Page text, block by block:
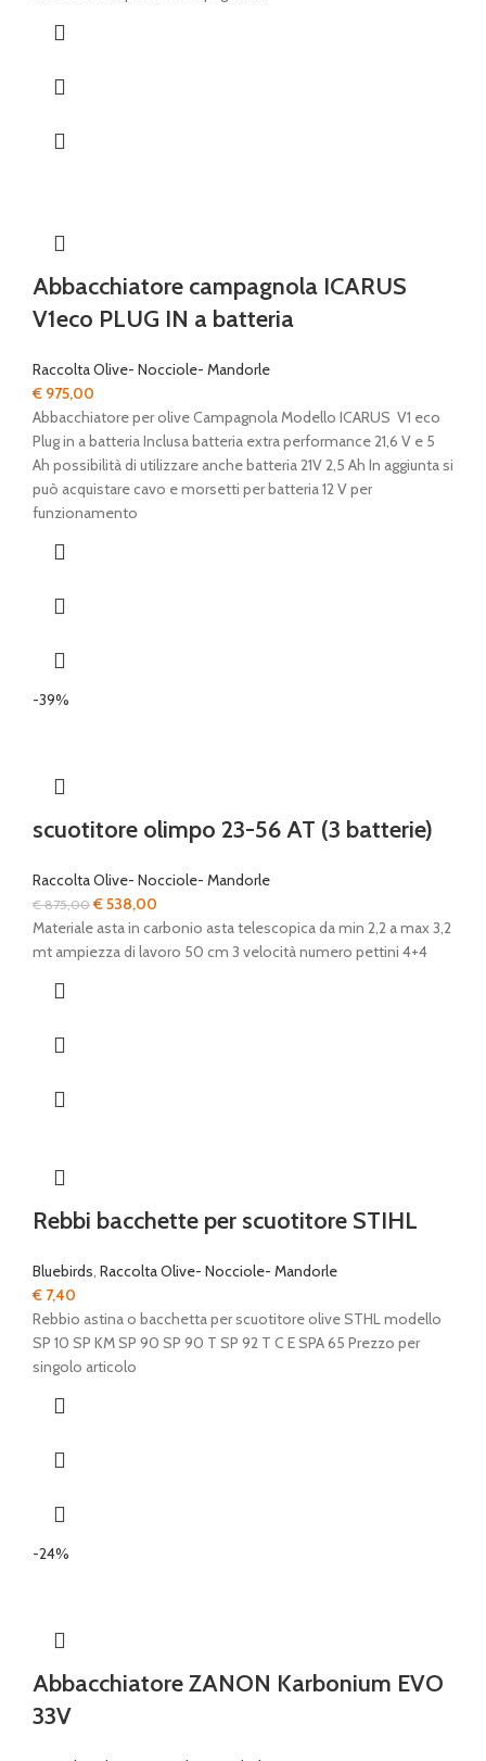
Abbacchiatore campagnola ICARUS
V1eco PLUG IN a batteria
Raccolta Olive- Nocciole- Mandorle
€ 975,00
Abbacchiatore per olive Campagnola Modello ICARUS V1 eco
Plug in a batteria Inclusa batteria extra performance 21,6 V e 5
Ah possibilità di utilizzare anche batteria 21V 2,5 Ah In aggiunta si
può acquistare cavo e morsetti per batteria 12 V per
funzionamento
-39%
scuotitore olimpo 23-56 AT (3 batterie)
Raccolta Olive- Nocciole- Mandorle
€875,00Il
prezzo
originale
€538,00
prezzo
attuale
Materiale asta in carbonio asta telescopica da min 2,2 a max 3,2
mt ampiezza di lavoro 50 cm 3 velocità numero pettini 4+4
Rebbi bacchette per scuotitore STIHL
Bluebirds, Raccolta Olive- Nocciole- Mandorle
€ 7,40
Rebbio astina o bacchetta per scuotitore olive STHL modello
SP 10 SP KM SP 90 SP 90 T SP 92 T C E SPA 65 Prezzo per
singolo articolo
-24%
Abbacchiatore ZANON Karbonium EVO
33V